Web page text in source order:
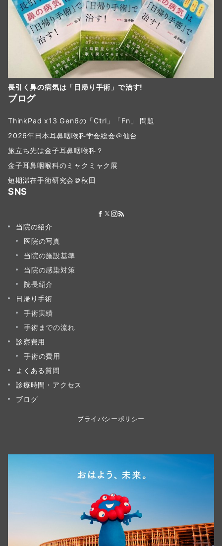
長引く鼻の病気は「日帰り手術」で治す!
ブログ
ThinkPad x13 Gen6の「Ctrl」「Fn」 問題
2026年日本耳鼻咽喉科学会総会＠仙台
旅立ち先は金子耳鼻咽喉科？
金子耳鼻咽喉科のミャクミャク展
短期滞在手術研究会＠秋田
SNS
当院の紹介
医院の写真
当院の施設基準
当院の感染対策
院長紹介
日帰り手術
手術実績
手術までの流れ
診察費用
手術の費用
よくある質問
診療時間・アクセス
ブログ
プライバシーポリシー